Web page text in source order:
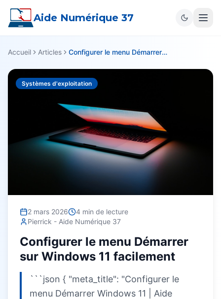
Aide Numérique 37
Accueil Articles Configurer le menu Démarrer sur Windows 11 facilement
Systèmes d'exploitation
2 mars 2026 4 min de lecture
Pierrick - Aide Numérique 37
Configurer le menu Démarrer
sur Windows 11 facilement
```json { "meta_title": "Configurer le
menu Démarrer Windows 11 | Aide